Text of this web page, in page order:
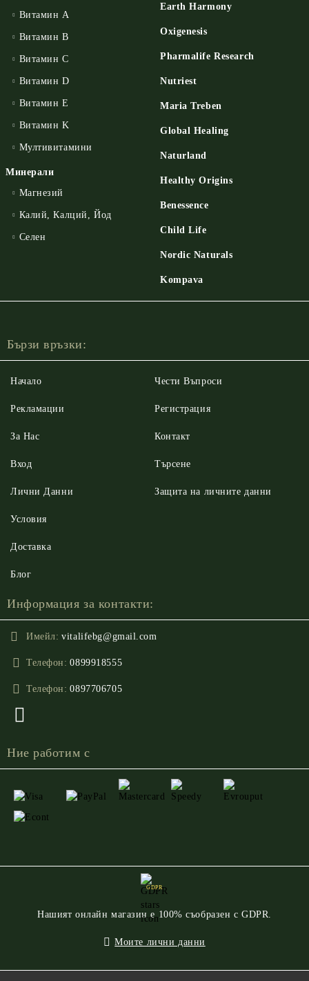
Витамин А
Витамин B
Витамин C
Витамин D
Витамин E
Витамин K
Мултивитамини
Минерали
Магнезий
Калий, Калций, Йод
Селен
Earth Harmony
Oxigenesis
Pharmalife Research
Nutriest
Maria Treben
Global Healing
Naturland
Healthy Origins
Benessence
Child Life
Nordic Naturals
Kompava
Бързи връзки:
Начало
Рекламации
За Нас
Вход
Чести Въпроси
Регистрация
Контакт
Търсене
Лични Данни
Условия
Доставка
Блог
Защита на личните данни
Информация за контакти:
Имейл: vitalifebg@gmail.com
Телефон: 0899918555
Телефон: 0897706705
Ние работим с
GDPR
Нашият онлайн магазин е 100% съобразен с GDPR.
Моите лични данни